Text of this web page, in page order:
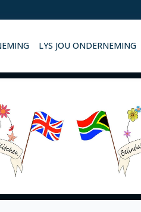
LYS JOU ONDERNEMING